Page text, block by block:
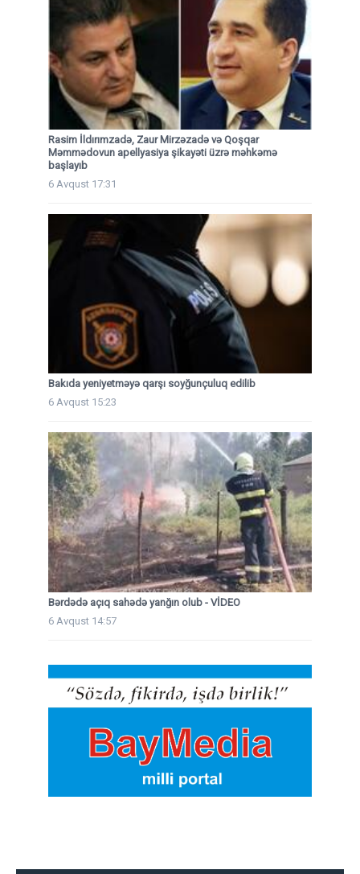
Rasim İldırımzadə, Zaur Mirzəzadə və Qoşqar
Məmmədovun apellyasiya şikayəti üzrə məhkəmə
başlayıb
6 Avqust 17:31
Bakıda yeniyetməyə qarşı soyğunçuluq edilib
6 Avqust 15:23
Bərdədə açıq sahədə yanğın olub - VİDEO
6 Avqust 14:57